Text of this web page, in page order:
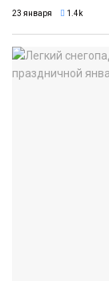
23 января 1.4k